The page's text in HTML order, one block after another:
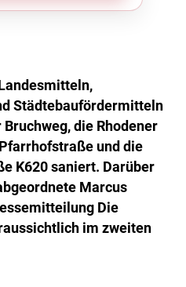
Städtebaufördermitteln
die Rhodener
und die
K620 saniert. Darüber
Marcus
Die
im zweiten